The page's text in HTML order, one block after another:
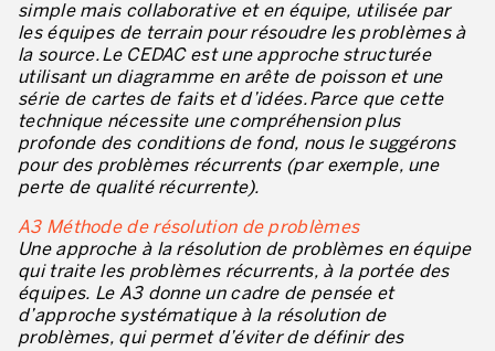
simple mais collaborative et en équipe, utilisée par
les équipes de terrain pour résoudre les problèmes à
la source. Le CEDAC est une approche structurée
utilisant un diagramme en arête de poisson et une
série de cartes de faits et d’idées. Parce que cette
technique nécessite une compréhension plus
profonde des conditions de fond, nous le suggérons
pour des problèmes récurrents (par exemple, une
perte de qualité récurrente).
A3 Méthode de résolution de problèmes
Une approche à la résolution de problèmes en équipe
qui traite les problèmes récurrents, à la portée des
équipes. Le A3 donne un cadre de pensée et
d’approche systématique à la résolution de
problèmes, qui permet d’éviter de définir des